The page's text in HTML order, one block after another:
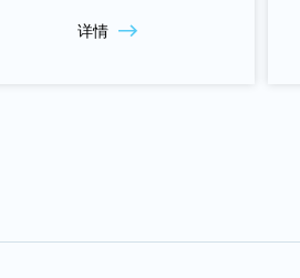
详情